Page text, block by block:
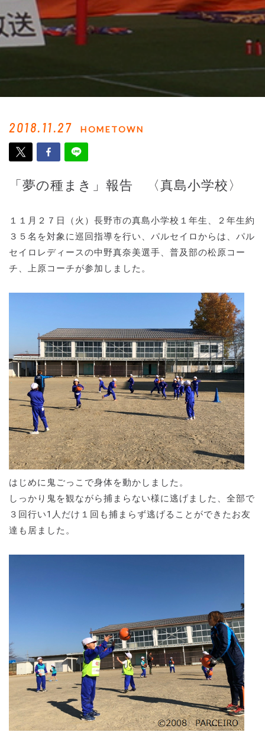
2018.11.27 HOMETOWN
「夢の種まき」報告 〈真島小学校〉
１１月２７日（火）長野市の真島小学校１年生、２年生約
３５名を対象に巡回指導を行い、パルセイロからは、パル
セイロレディースの中野真奈美選手、普及部の松原コー
チ、上原コーチが参加しました。
はじめに鬼ごっこで身体を動かしました。
しっかり鬼を観ながら捕まらない様に逃げました、全部で
３回行い1人だけ１回も捕まらず逃げることができたお友
達も居ました。